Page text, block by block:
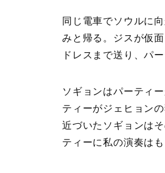
同じ電車でソウルに
みと帰る。ジスが仮
ドレスまで送り、パ
ソギョンはパーティ
ティーがジェヒョン
近づいたソギョンは
ティーに私の演奏は